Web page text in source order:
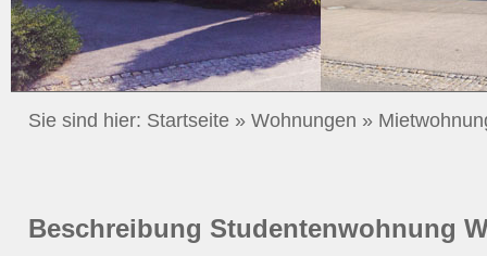
Sie sind hier: Startseite » Wohnungen »
Beschreibung Studentenwohnung